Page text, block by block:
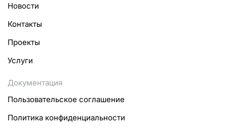
Новости
Контакты
Проекты
Услуги
Документация
Пользовательское соглашение
Политика конфиденциальности